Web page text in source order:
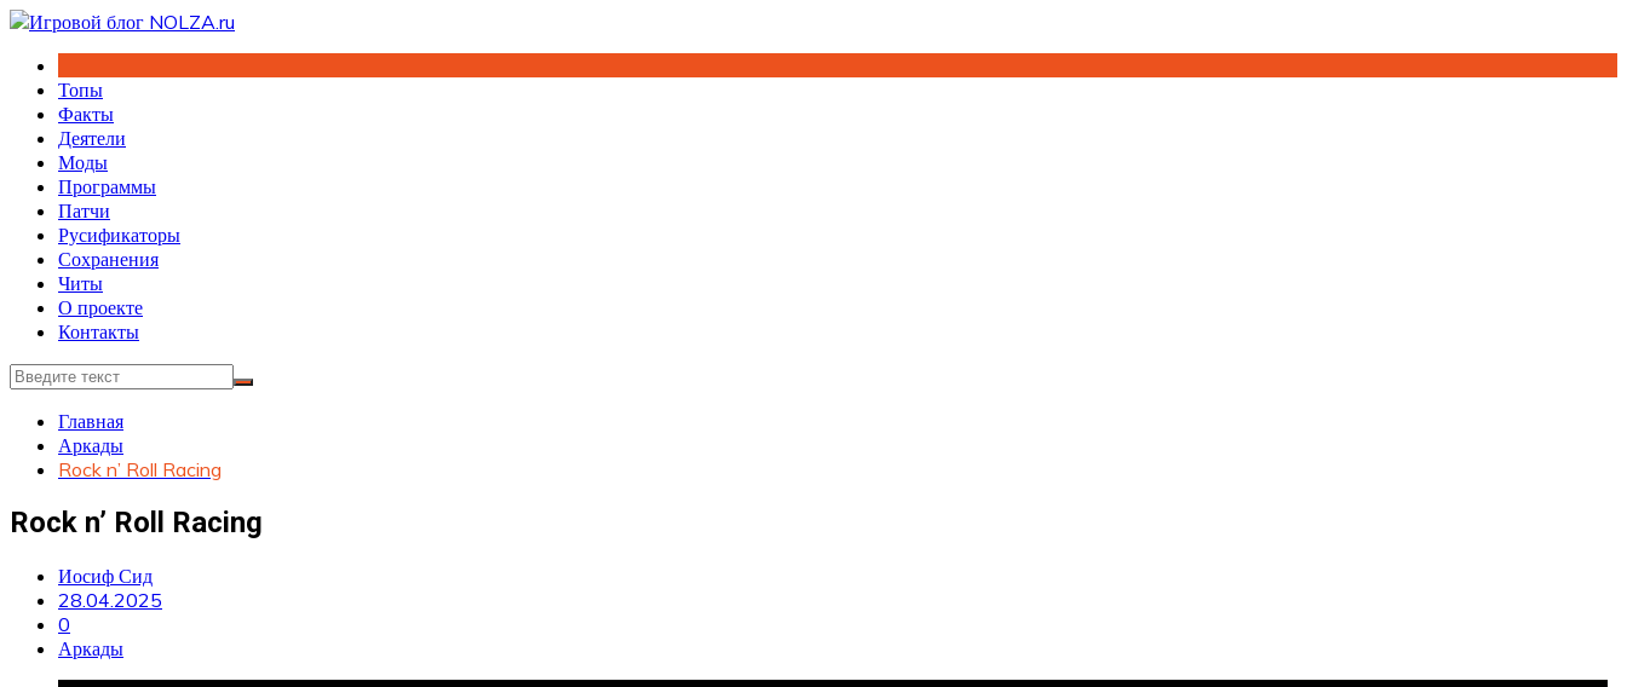
Перейти
содержимому
Топы
Факты
Деятели
Моды
Программы
Патчи
Русификаторы
Сохранения
Читы
О проекте
Контакты
Главная
Аркады
Rock n’ Roll Racing
Rock n’ Roll Racing
Иосиф Сид
28.04.2025
0
Аркады